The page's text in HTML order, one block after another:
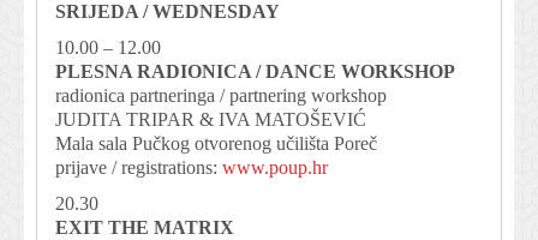
SRIJEDA / WEDNESDAY
10.00 – 12.00
PLESNA RADIONICA / DANCE WORKSHOP
radionica partneringa / partnering workshop
JUDITA TRIPAR & IVA MATOŠEVIĆ
Mala sala Pučkog otvorenog učilišta Poreč
prijave / registrations: www.poup.hr
20.30
EXIT THE MATRIX